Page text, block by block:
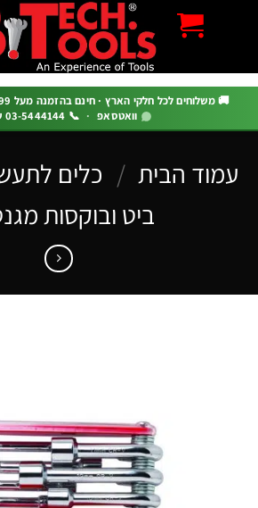
משלוחים לכל חלקי הארץ · חינם בהזמנה מעל ₪399 ·
וואטסאפ · 📞 03-5444144 שלוחה 1
הבית / כלים לתעשייה
ביט ובוקסות